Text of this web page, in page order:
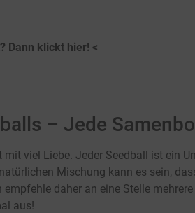
Dann klickt hier! <
– Jede
viel Liebe. Jeder Seedball ist ein
Mischung kann es sein,
daher an eine Stelle
aus!